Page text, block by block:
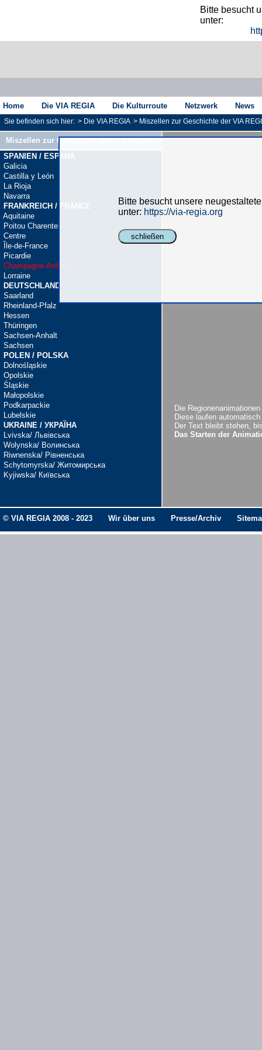
Bitte besucht
unter:
Bitte besucht unsere
unter: https://via-regia.org
schließen
Home Die VIA REGIA Die Kulturroute Netzwerk News
Sie befinden sich hier: > Die VIA REGIA > Miszellen zur Geschichte der VIA
Miszellen zur Geschichte der VIA REGIA
SPANIEN / ESPANA
Galicia
Castilla y León
La Rioja
Navarra
FRANKREICH / FRANCE
Aquitaine
Poitou Charentes
Centre
Île-de-France
Picardie
Champagne-Ardenne
Lorraine
DEUTSCHLAND
Saarland
Rheinland-Pfalz
Hessen
Thüringen
Sachsen-Anhalt
Sachsen
POLEN / POLSKA
Dolnośląskie
Opolskie
Śląskie
Małopolskie
Podkarpackie
Lubelskie
UKRAINE / УКРАЇНА
Lvivska/ Львівська
Wolynska/ Волинська
Riwnenska/ Рiвненська
Schytomyrska/ Житомирська
Kyjiwska/ Київська
Die
Diese laufen
Der Text bleibt stehen,
Das Starten der
© VIA REGIA 2008 - 2023 Wir über uns Presse/Archiv